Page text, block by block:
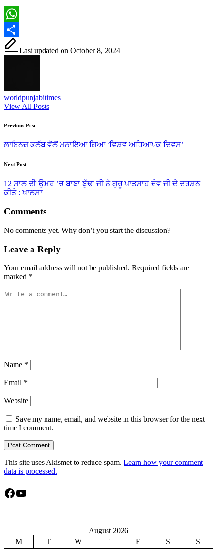
WhatsApp
Share
Last updated on October 8, 2024
worldpunjabitimes
View All Posts
Post
navigation
Previous Post
ਲਾਇਨਜ਼ ਕਲੱਬ ਵੱਲੋਂ ਮਨਾਇਆ ਗਿਆ ‘ਵਿਸ਼ਵ ਅਧਿਆਪਕ ਦਿਵਸ’
Next Post
12 ਸਾਲ ਦੀ ਉਮਰ ’ਚ ਬਾਬਾ ਬੁੱਢਾ ਜੀ ਨੇ ਗੁਰੂ ਪਾਤਸ਼ਾਹ ਦੇਵ ਜੀ ਦੇ ਦਰਸ਼ਨ
ਕੀਤੇ : ਖਾਲਸਾ
Comments
No comments yet. Why don’t you start the discussion?
Leave a Reply
Your email address will not be published. Required fields are
marked *
Name *
Email *
Website
Save my name, email, and website in this browser for the next
time I comment.
This site uses Akismet to reduce spam. Learn how your comment
data is processed.
Facebook
YouTube
August 2026
M
T W T F S
S